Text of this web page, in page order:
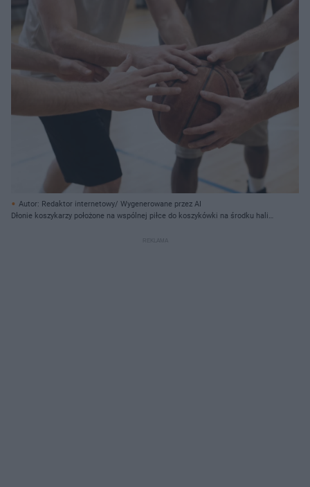
Autor: Redaktor internetowy/ Wygenerowane przez AI
Dłonie koszykarzy położone na wspólnej piłce do koszykówki na środku hali